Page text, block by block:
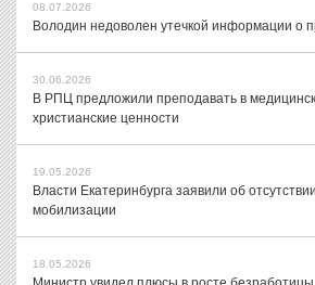
08.07.2026
Володин недоволен утечкой информации о
30.06.2026
В РПЦ предложили преподавать в
христианские ценности
19.05.2026
Власти Екатеринбурга заявили об
мобилизации
18.05.2026